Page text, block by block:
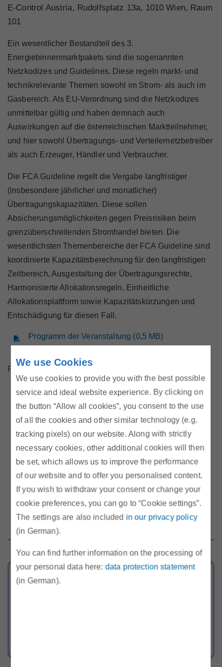
We use Cookies
We use cookies to provide you with the best possible
service and ideal website experience. By clicking on
the button “Allow all cookies”, you consent to the use
of all the cookies and other similar technology (e.g.
tracking pixels) on our website. Along with strictly
necessary cookies, other additional cookies will then
be set, which allows us to improve the performance
of our website and to offer you personalised content.
If you wish to withdraw your consent or change your
cookie preferences, you can go to “Cookie settings”.
The settings are also included in our privacy policy
(in German).
You can find further information on the processing of
your personal data here:data protection statement
(in German).
Marktteilnehmer
E-Control Austria, Rudolfsplatz 13a, 1010 Wien, Raum
101
Ein wesentlicher Bestandteil des 3.
Energiebinnenmarktpakets sind die sogenannten
Netzkodizes und Guidelines. Diese regeln markt- und
technikrelevante Themen sowohl im Strom- als auch im
Gasbereich. Als EU-Verordnung sind die Netzkodizes
unmittelbar gültig und haben demnach auch
Auswirkungen auf die österreichischen Marktteilnehmer,
und hier sowohl Übertragungs- und Verteilernetzbetreiber
als auch Erzeuger, Händler und Verbraucher.
Die FCA Guideline regelt die Vergabe langfristiger
(insbesondere jährlicher und monatlicher)
Übertragungskapazitäten. Diese sollen
Absicherungsmöglichkeiten gegen Preisrisiken beim
grenzüberschreitenden Stromhandel bieten. Die
wesentlichsten Themenbereiche der FCA Guideline sind
koordinierte Kapazitätsberechnung für den langfristigen
Zeitbereich, Ausgestaltung der Übertragungsrechte,
Harmonisierte Allokationsregeln, Einheitliche
Allokationsplattform sowie Kapazitätskürzungen und
Entschädigung für diesen Fall.
Programm der Veranstaltung (0,5 MB)
Präsentationen
Einführung und wesentliche Inhalte (1,5 MB)
Alexander Kabinger - E-Control
Harald Haider - APG
Kritische Punkte der FCA-VO aus Sicht der
Marktteilnehmer (0,7 MB)
Tarifkalkulator